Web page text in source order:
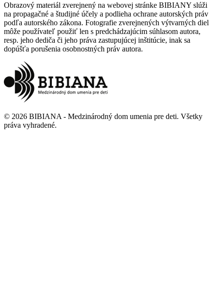
Obrazový materiál zverejnený na webovej stránke BIBIANY slúži
na propagačné a študijné účely a podlieha ochrane autorských práv
podľa autorského zákona. Fotografie zverejnených výtvarných diel
môže používateľ použiť len s predchádzajúcim súhlasom autora,
resp. jeho dediča či jeho práva zastupujúcej inštitúcie, inak sa
dopúšťa porušenia osobnostných práv autora.
© 2026 BIBIANA - Medzinárodný dom umenia pre deti. Všetky
práva vyhradené.